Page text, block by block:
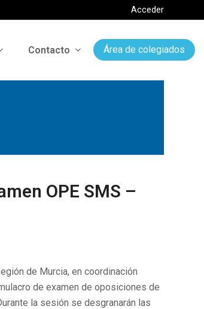
Acceder
Contacto Área de colegiados
OPE SMS –
de Murcia, en coordinación
de examen de oposiciones de
la sesión se desgranarán las